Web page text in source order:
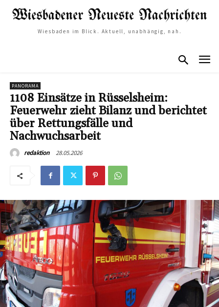
Wiesbaden im Blick. Aktuell, unabhängig, nah.
PANORAMA
1108 Einsätze in Rüsselsheim:
Feuerwehr zieht Bilanz und berichtet
über Rettungsfälle und
Nachwuchsarbeit
redaktion 28.05.2026